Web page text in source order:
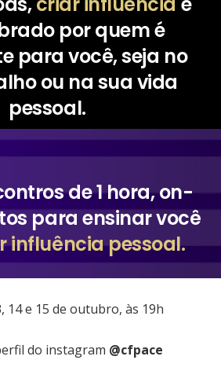
por quem é
para você, seja no
ou na sua vida
pessoal.
de 1 hora, on-
para ensinar você
influência pessoal.
14 e 15 de outubro, às 19h
do instagram @cfpace